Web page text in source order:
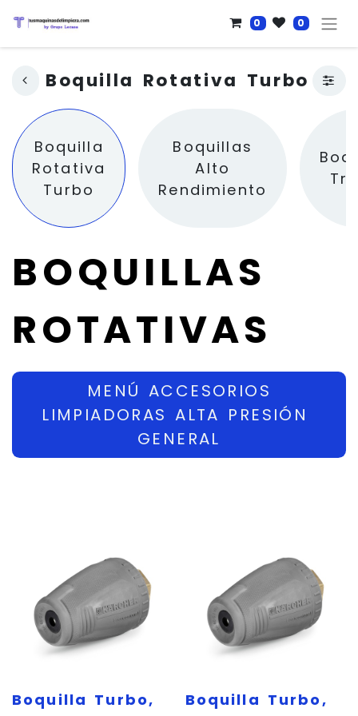
0 0
Boquilla Rotativa Turbo
Boquilla
Rotativa
Turbo
Boquillas
Alto
Rendimiento
BOQUILLAS
ROTATIVAS
MENÚ ACCESORIOS
LIMPIADORAS ALTA PRESIÓN ​​​​
GENERAL
Boquilla Turbo,
Boquilla Turbo,